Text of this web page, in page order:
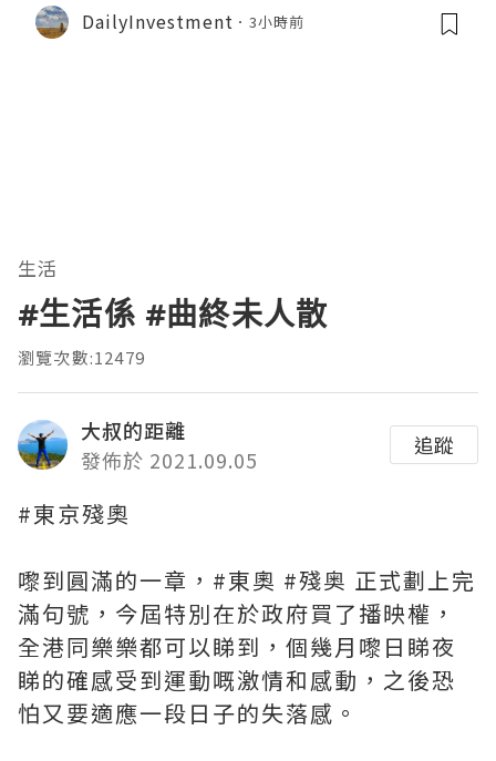
DailyInvestment 3小時前
生活
#生活係 #曲終未人散
瀏覽次數:12479
大叔的距離
發佈於 2021.09.05
追蹤
#東京殘奧
嚟到圓滿的一章，#東奧 #殘奥 正式劃上完
滿句號，今屆特別在於政府買了播映權，
全港同樂樂都可以睇到，個幾月嚟日睇夜
睇的確感受到運動嘅激情和感動，之後恐
怕又要適應一段日子的失落感。